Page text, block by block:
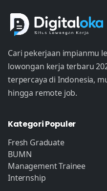
Cari pekerjaan impianmu
lowongan kerja terbaru
terpercaya di Indonesia,
hingga remote job.
Kategori Populer
Fresh Graduate
BUMN
Management Trainee
Internship